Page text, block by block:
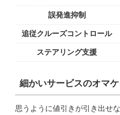
誤発進抑制
追従クルーズコントロール
ステアリング支援
細かいサービスのオマ
思うように値引きが引き出せ